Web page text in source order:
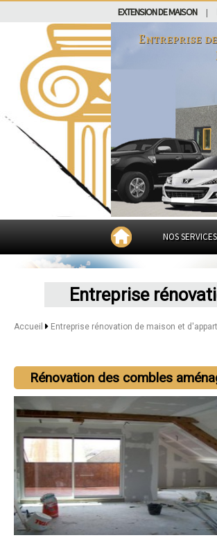
EXTENSION DE MAISON
Entreprise
NOS SERVICES
Entreprise
Accueil Entreprise rénovation de maison et
Rénovation des combles